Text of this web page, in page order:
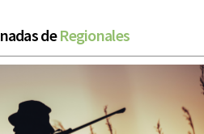
deRegionales